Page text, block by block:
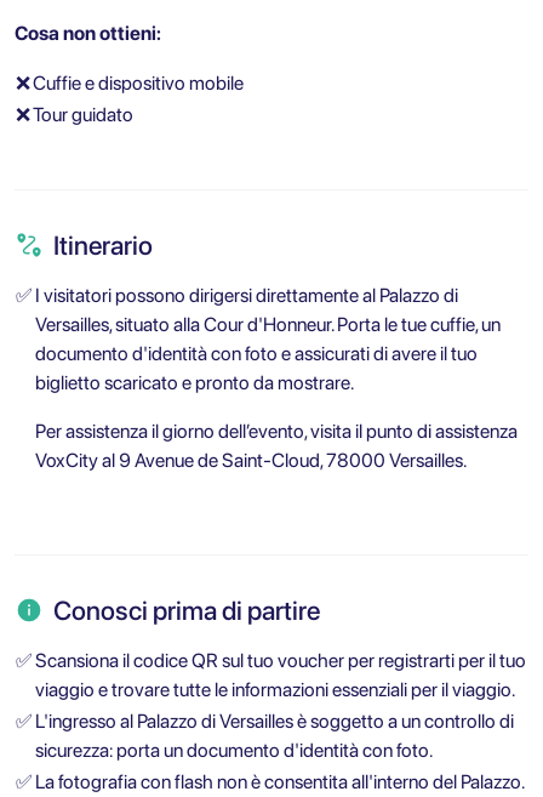
Cosa non ottieni:
❌Cuffie e dispositivo mobile
❌Tour guidato
Itinerario
✅ I visitatori possono dirigersi direttamente al Palazzo di
Versailles, situato alla Cour d'Honneur. Porta le tue cuffie, un
documento d'identità con foto e assicurati di avere il tuo
biglietto scaricato e pronto da mostrare.
Per assistenza il giorno dell’evento, visita il punto di assistenza
VoxCity al 9 Avenue de Saint-Cloud, 78000 Versailles.
Conosci prima di partire
✅Scansiona il codice QR sul tuo voucher per registrarti per il tuo
viaggio e trovare tutte le informazioni essenziali per il viaggio.
✅ L'ingresso al Palazzo di Versailles è soggetto a un controllo di
sicurezza: porta un documento d'identità con foto.
✅ La fotografia con flash non è consentita all'interno del Palazzo.